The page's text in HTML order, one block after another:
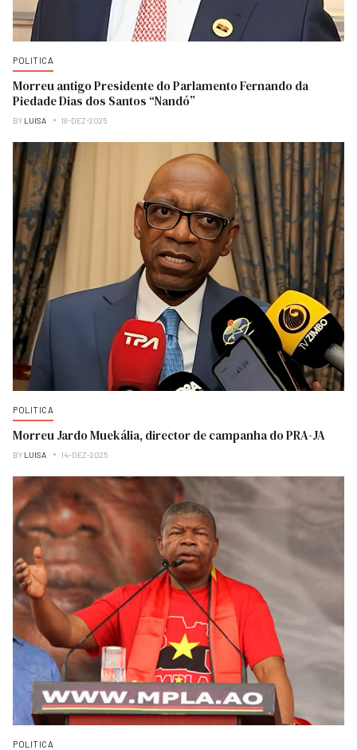
POLITICA
Morreu antigo Presidente do Parlamento Fernando da
Piedade Dias dos Santos “Nandó”
BY LUISA 18-DEZ-2025
POLITICA
Morreu Jardo Muekália, director de campanha do PRA-JA
BY LUISA 14-DEZ-2025
POLITICA